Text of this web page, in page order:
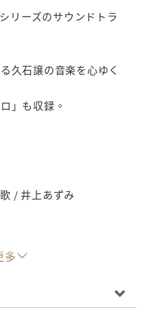
リーズのサウンドトラ
久石譲の音楽を心ゆく
」も収録。
/ 井上あずみ
多